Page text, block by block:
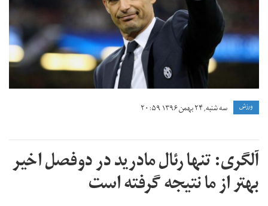
ورزش سه شنبه, ۲۴ بهمن ۱۳۹۶ ۲۰:۵۹
آلگری: تنها رئال مادرید در دوفصل اخیر
بهتر از ما نتیجه گرفته است